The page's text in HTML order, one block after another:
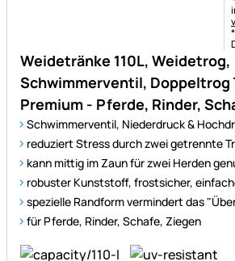
Weidetränke 110L, Weidetrog,
Schwimmerventil, Doppeltrog
Premium - Pferde, Rinder,
Schwimmerventil, Niederdruck &
reduziert Stress durch zwei getrennte
kann mittig im Zaun für zwei Herden
robuster Kunststoff, frostsicher,
spezielle Randform vermindert das
für Pferde, Rinder, Schafe, Ziegen